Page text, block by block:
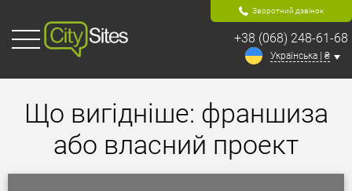
Зворотний дзвінок
+38 (068) 248-61-68
Українська | ₴
Що вигідніше: франшиза
або власний проект